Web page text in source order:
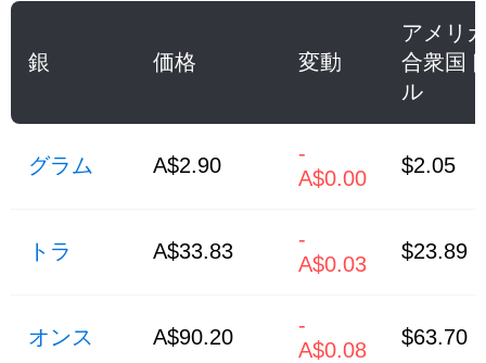
銀 価格 変動
アメリ
合衆国
ル
グラム A$2.90
-
A$0.00
$2.05
トラ A$33.83
-
A$0.03
$23.89
オンス A$90.20
-
A$0.08
$63.70